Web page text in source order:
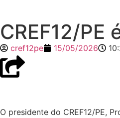
CREF12/
cref12pe 15/05/2026
O presidente do CREF12/PE,